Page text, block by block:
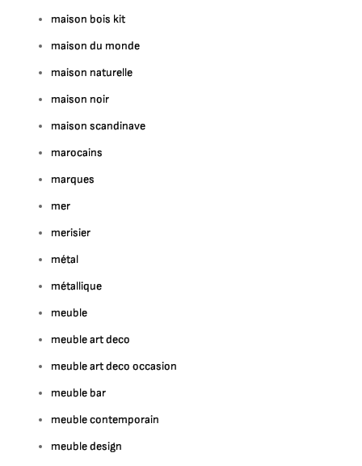
maison bois kit
maison du monde
maison naturelle
maison noir
maison scandinave
marocains
marques
mer
merisier
métal
métallique
meuble
meuble art deco
meuble art deco occasion
meuble bar
meuble contemporain
meuble design